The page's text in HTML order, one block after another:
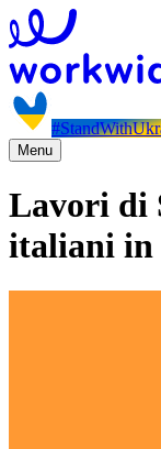
Menu
Lavori di
italiani